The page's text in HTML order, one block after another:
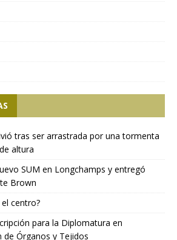
tras ser arrastrada por una tormenta
altura
SUM en Longchamps y entregó
Brown
centro?
para la Diplomatura en
de Órganos y Tejidos